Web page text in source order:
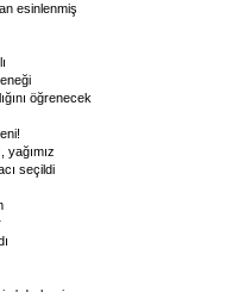
esinlenmiş
öğrenecek
yağımız
seçildi